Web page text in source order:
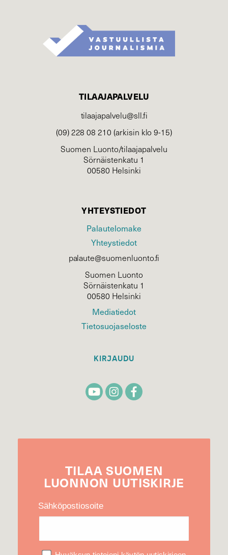
TILAAJAPALVELU
tilaajapalvelu@sll.fi
(09) 228 08 210 (arkisin klo 9-15)
Suomen Luonto/tilaajapalvelu
Sörnäistenkatu 1
00580 Helsinki
YHTEYSTIEDOT
Palautelomake
Yhteystiedot
palaute@suomenluonto.fi
Suomen Luonto
Sörnäistenkatu 1
00580 Helsinki
Mediatiedot
Tietosuojaseloste
KIRJAUDU
TILAA SUOMEN
LUONNON UUTIS­KIRJE
Sähköpostiosoite